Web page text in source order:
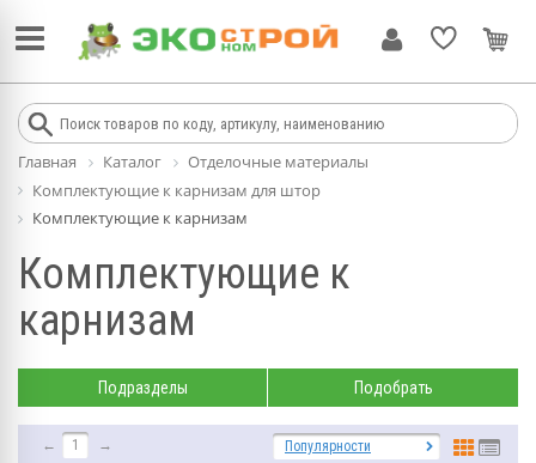
Главная Каталог
Отделочные материалы
Комплектующие к карнизам для штор
Комплектующие к карнизам
Комплектующие к
карнизам
Подразделы Подобрать
← 1 → Популярности